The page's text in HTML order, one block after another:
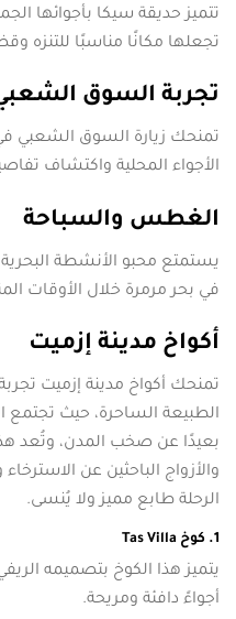
تتميز حديقة سيكا بأجوائها
تجعلها مكانًا مناسبًا للتنزه
تجربة السوق
تمنحك زيارة السوق الشعبي
الأجواء المحلية واكتشاف
الغطس والسباحة
يستمتع محبو الأنشطة البحرية
في بحر مرمرة خلال الأوقات
أكواخ مدينة إزميت
تمنحك أكواخ مدينة إزميت
الطبيعة الساحرة، حيث تجتمع
بعيدًا عن صخب المدن، وتُعد هذه
والأزواج الباحثين عن
الرحلة طابع مميز ولا يُنسى.
1. كوخ Tas Villa
يتميز هذا الكوخ بتصميمه
أجواءً دافئة ومريحة.